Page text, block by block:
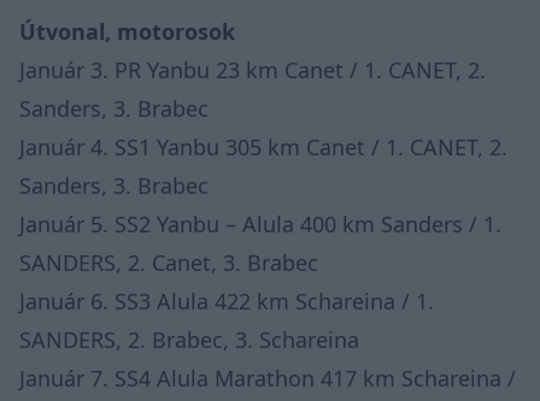
Útvonal, motorosok
Január 3. PR Yanbu 23 km Canet / 1. CANET, 2.
Sanders, 3. Brabec
Január 4. SS1 Yanbu 305 km Canet / 1. CANET, 2.
Sanders, 3. Brabec
Január 5. SS2 Yanbu – Alula 400 km Sanders / 1.
SANDERS, 2. Canet, 3. Brabec
Január 6. SS3 Alula 422 km Schareina / 1.
SANDERS, 2. Brabec, 3. Schareina
Január 7. SS4 Alula Marathon 417 km Schareina /